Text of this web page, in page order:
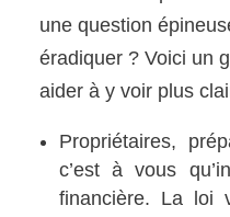
une question
éradiquer ? Voici un
aider à y voir plus
Propriétaires,
c’est à vous
financière. La loi